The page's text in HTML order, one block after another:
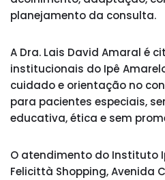
planejamento da consulta.
A Dra. Lais David Amaral é
institucionais do Ipê
cuidado e orientação no
para pacientes especiais,
educativa, ética e sem
O atendimento do Instituto
Felicittà Shopping, Avenida